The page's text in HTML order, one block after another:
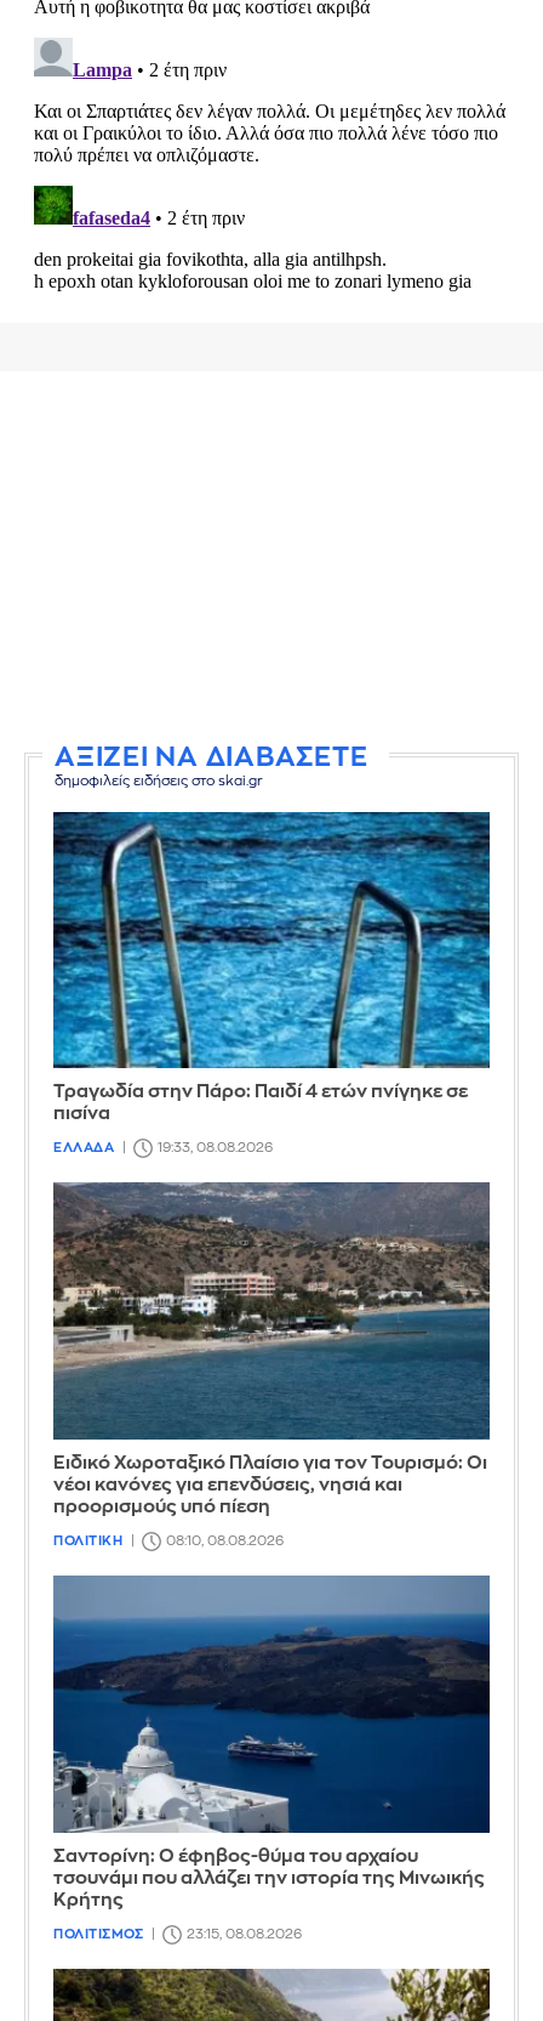
ΑΞΙΖΕΙ ΝΑ ΔΙΑΒΑΣΕΤΕ
δημοφιλείς ειδήσεις στο skai.gr
Τραγωδία στην Πάρο: Παιδί 4 ετών πνίγηκε σε
πισίνα
ΕΛΛΑΔΑ 19:33, 08.08.2026
Ειδικό Χωροταξικό Πλαίσιο για τον Τουρισμό: Οι
νέοι κανόνες για επενδύσεις, νησιά και
προορισμούς υπό πίεση
ΠΟΛΙΤΙΚΗ 08:10, 08.08.2026
Σαντορίνη: Ο έφηβος-θύμα του αρχαίου
τσουνάμι που αλλάζει την ιστορία της Μινωικής
Κρήτης
ΠΟΛΙΤΙΣΜΟΣ 23:15, 08.08.2026